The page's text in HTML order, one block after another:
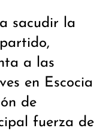
sacudir la
a las
en Escocia
de
fuerza de